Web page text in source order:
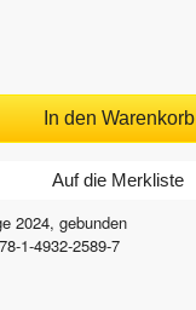
In den Warenkorb
Auf die Merkliste
2024, gebunden
1-4932-2589-7